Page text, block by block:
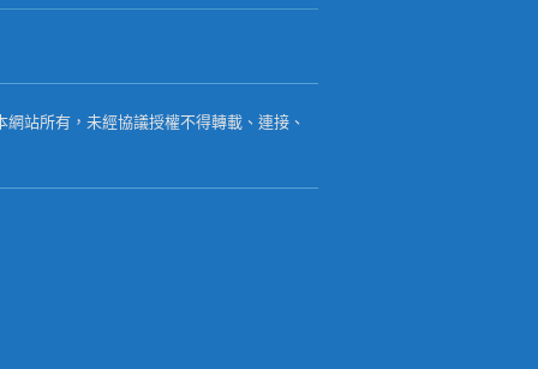
站所有，未經協議授權不得轉載、連接、